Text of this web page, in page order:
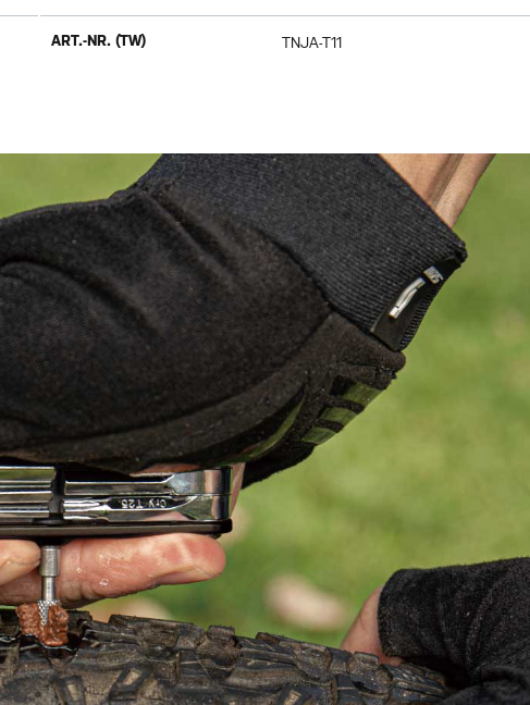
ART.-NR. (TW) TNJA-T11